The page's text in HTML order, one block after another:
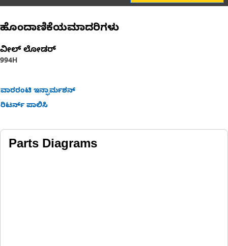
ಹೊಂದಾಣಿಕೆಯಮಾದರಿಗಳು
ವೀಲ್ ಲೋಡರ್
994H
ವಾರರಂಟಿ ಇನ್ಫಾರ್ಮಶನ್
ರಿಟರ್ನ್ ಪಾಲಿಸಿ
Parts Diagrams